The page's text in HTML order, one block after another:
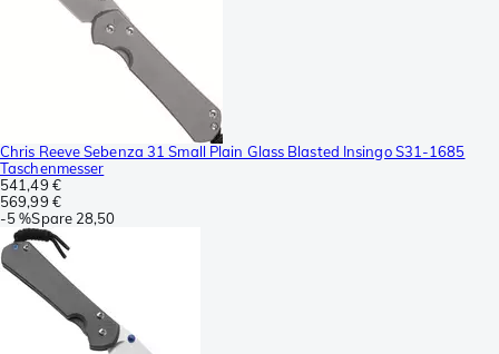
Chris Reeve Sebenza 31 Small Plain Glass Blasted Insingo S31-1685
Taschenmesser
541,49 €
569,99 €
-5 %Spare 28,50